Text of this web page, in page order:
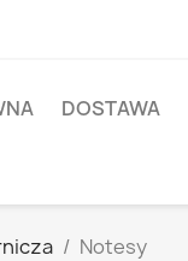
DOSTAWA
Notesy